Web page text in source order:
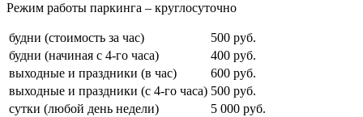
Режим работы паркинга – круглосуточно
будни (стоимость за час)
500 руб.
будни (начиная с 4-го часа)
400 руб.
выходные и праздники (в час)
600 руб.
выходные и праздники (с 4-го часа) 500 руб.
сутки (любой день недели)
5 000 руб.